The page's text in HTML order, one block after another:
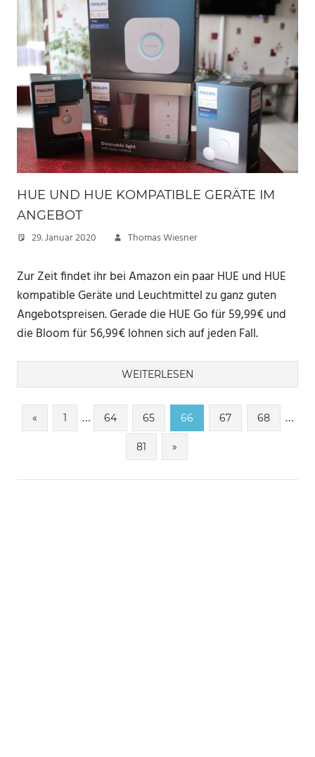
HUE UND HUE KOMPATIBLE GERÄTE IM
ANGEBOT
29. Januar 2020 Thomas Wiesner
Zur Zeit findet ihr bei Amazon ein paar HUE und HUE
kompatible Geräte und Leuchtmittel zu ganz guten
Angebotspreisen. Gerade die HUE Go für 59,99€ und
die Bloom für 56,99€ lohnen sich auf jeden Fall.
WEITERLESEN
Seitennummerierung
Beiträge
«Vorherige
Beiträge
1 … 64 65 66 67 68 …
81
Nächste
Beiträge
»